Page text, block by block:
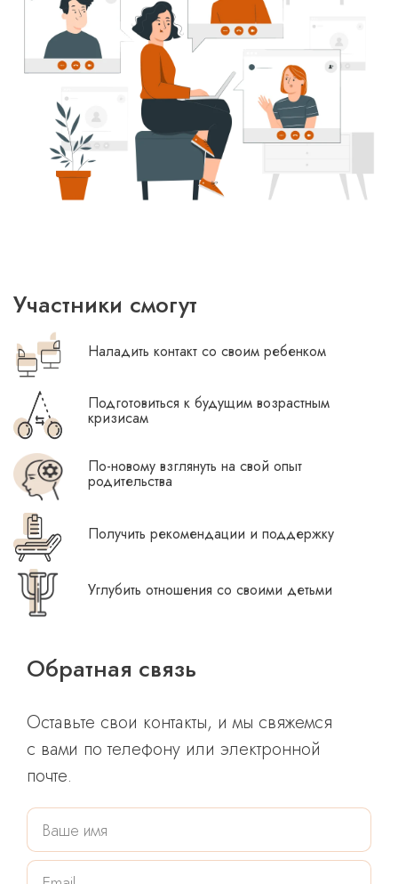
Участники смогут
Наладить контакт со своим ребенком
Подготовиться к будущим возрастным
кризисам
По-новому взглянуть на свой опыт
родительства
Получить рекомендации и поддержку
Углубить отношения со своими детьми
Обратная связь
Оставьте свои контакты, и мы свяжемся
с вами по телефону или электронной
почте.